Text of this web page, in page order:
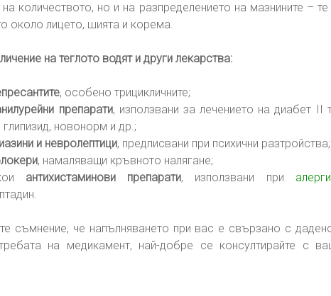
количеството, но и на разпредeлението на мазнините – те
около лицето, шията и корема.
на теглото водят и други лекарства:
, особено трицикличните;
препарати, използвани за лечението на диабет II
глипизид, новонорм и др.;
и невролептици, предписвани при психични разтройства;
, намаляващи кръвното налягане;
антихистаминови препарати, използвани при
съмнение, че напълняването при вас е свързано с
на медикамент, най-добре се консултирайте с